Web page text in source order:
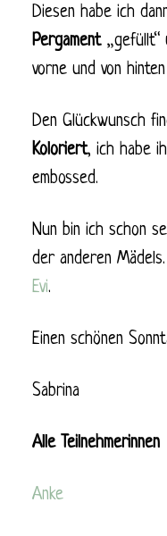
Diesen habe ich
Pergament „gefüllt“
vorne und von
Den Glückwunsch
Koloriert, ich habe
embossed.
Nun bin ich schon
der anderen
Evi.
Einen schönen
Sabrina
Alle Teilnehmerinnen
Anke